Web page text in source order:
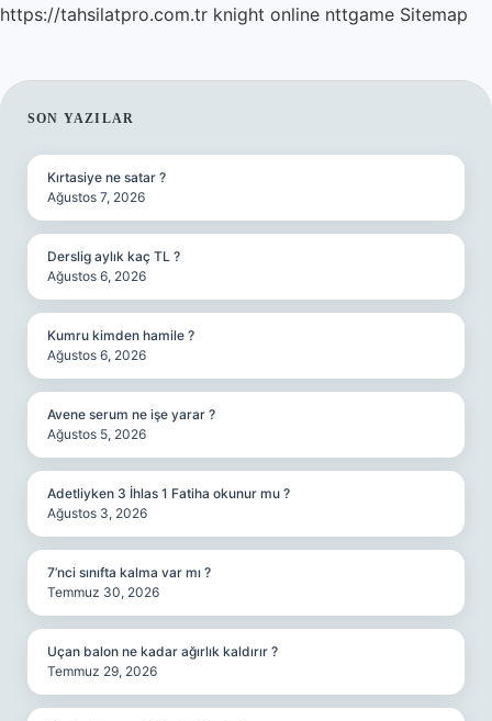
https://tahsilatpro.com.tr knight online nttgame Sitemap
SIDEBAR
SON YAZILAR
Kırtasiye ne satar ?
Ağustos 7, 2026
Derslig aylık kaç TL ?
Ağustos 6, 2026
Kumru kimden hamile ?
Ağustos 6, 2026
Avene serum ne işe yarar ?
Ağustos 5, 2026
Adetliyken 3 İhlas 1 Fatiha okunur mu ?
Ağustos 3, 2026
7’nci sınıfta kalma var mı ?
Temmuz 30, 2026
Uçan balon ne kadar ağırlık kaldırır ?
Temmuz 29, 2026